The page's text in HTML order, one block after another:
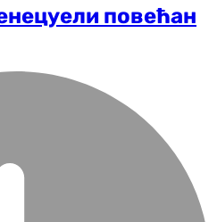
повећан